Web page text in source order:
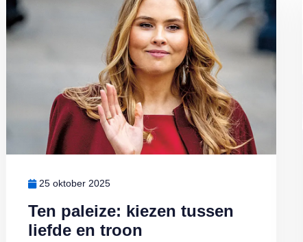
Ten paleize: kiezen tussen
liefde en troon
25 oktober 2025